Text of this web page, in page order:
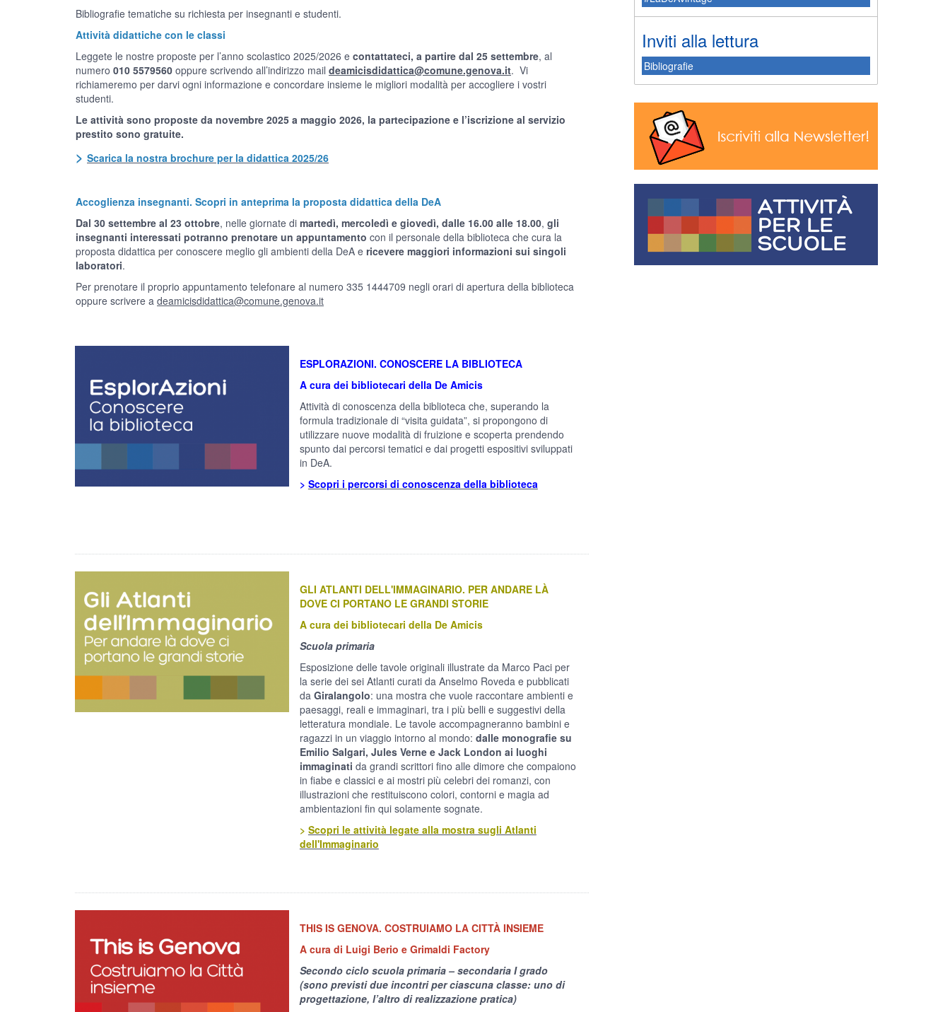
Bibliografie tematiche su richiesta per insegnanti e studenti.
Attività didattiche con le classi
Leggete le nostre proposte per l’anno scolastico 2025/2026 e contattateci, a partire dal 25 settembre, al
numero 010 5579560 oppure scrivendo all’indirizzo mail deamicisdidattica@comune.genova.it. Vi
richiameremo per darvi ogni informazione e concordare insieme le migliori modalità per accogliere i vostri
studenti.
Le attività sono proposte da novembre 2025 a maggio 2026, la partecipazione e l’iscrizione al servizio
prestito sono gratuite.
> Scarica la nostra brochure per la didattica 2025/26
Accoglienza insegnanti. Scopri in anteprima la proposta didattica della DeA
Dal 30 settembre al 23 ottobre, nelle giornate di martedì, mercoledì e giovedì, dalle 16.00 alle 18.00, gli
insegnanti interessati potranno prenotare un appuntamento con il personale della biblioteca che cura la
proposta didattica per conoscere meglio gli ambienti della DeA e ricevere maggiori informazioni sui singoli
laboratori.
Per prenotare il proprio appuntamento telefonare al numero 335 1444709 negli orari di apertura della biblioteca
oppure scrivere a deamicisdidattica@comune.genova.it
ESPLORAZIONI. CONOSCERE LA BIBLIOTECA
A cura dei bibliotecari della De Amicis
Attività di conoscenza della biblioteca che, superando la
formula tradizionale di “visita guidata”, si propongono di
utilizzare nuove modalità di fruizione e scoperta prendendo
spunto dai percorsi tematici e dai progetti espositivi sviluppati
in DeA.
> Scopri i percorsi di conoscenza della biblioteca
GLI ATLANTI DELL'IMMAGINARIO. PER ANDARE LÀ
DOVE CI PORTANO LE GRANDI STORIE
A cura dei bibliotecari della De Amicis
Scuola primaria
Esposizione delle tavole originali illustrate da Marco Paci per
la serie dei sei Atlanti curati da Anselmo Roveda e pubblicati
da Giralangolo: una mostra che vuole raccontare ambienti e
paesaggi, reali e immaginari, tra i più belli e suggestivi della
letteratura mondiale. Le tavole accompagneranno bambini e
ragazzi in un viaggio intorno al mondo: dalle monografie su
Emilio Salgari, Jules Verne e Jack London ai luoghi
immaginati da grandi scrittori fino alle dimore che compaiono
in fiabe e classici e ai mostri più celebri dei romanzi, con
illustrazioni che restituiscono colori, contorni e magia ad
ambientazioni fin qui solamente sognate.
> Scopri le attività legate alla mostra sugli Atlanti
dell'Immaginario
THIS IS GENOVA. COSTRUIAMO LA CITTÀ INSIEME
A cura di Luigi Berio e Grimaldi Factory
Secondo ciclo scuola primaria – secondaria I grado
(sono previsti due incontri per ciascuna classe: uno di
progettazione, l’altro di realizzazione pratica)
Inviti alla lettura
Bibliografie